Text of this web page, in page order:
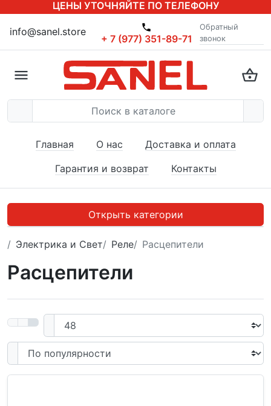
ЦЕНЫ УТОЧНЯЙТЕ ПО ТЕЛЕФОНУ
info@sanel.store
+ 7 (977) 351-89-71
Обратный
звонок
Главная О нас
Доставка и оплата
Гарантия и возврат
Контакты
Открыть категории
Электрика и Свет Реле Расцепители
Расцепители